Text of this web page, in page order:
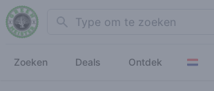
Search
Zoeken Deals Ontdek